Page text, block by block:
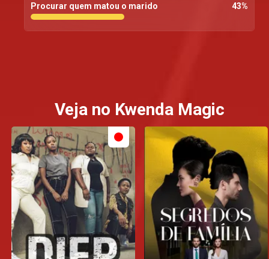
Procurar quem matou o marido 43%
Veja no Kwenda Magic